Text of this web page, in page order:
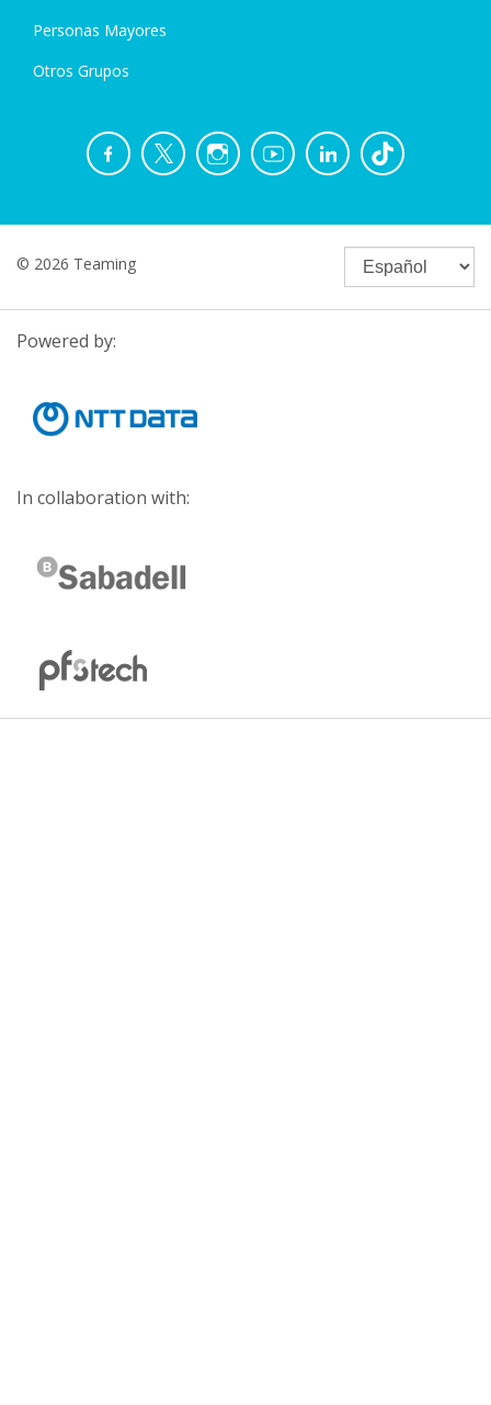
Personas Mayores
Otros Grupos
© 2026 Teaming
Powered by:
In collaboration with: